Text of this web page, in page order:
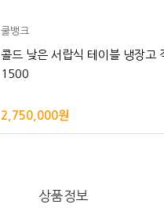
쿨뱅크
콜드 낮은 서랍식 테이블 냉장고
1500
2,750,000원
상품정보